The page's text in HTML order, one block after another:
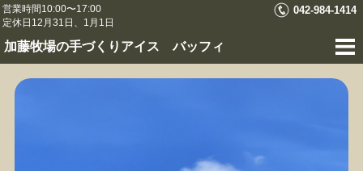
営業時間10:00〜17:00
定休日12月31日、1月1日
042-984-1414
加藤牧場の手づくりアイス バッフィ